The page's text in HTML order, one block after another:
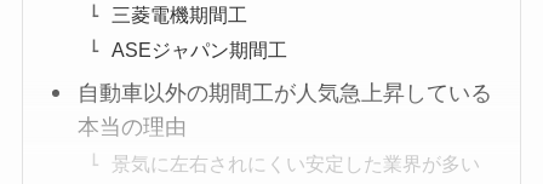
三菱電機期間工
ASEジャパン期間工
自動車以外の期間工が人気急上昇している
本当の理由
景気に左右されにくい安定した業界が多い